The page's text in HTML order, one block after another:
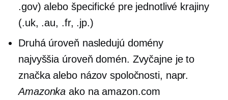
.gov) alebo špecifické pre jednotlivé krajiny
(.uk, .au, .fr, .jp.)
Druhá úroveň nasledujú domény
najvyššia úroveň domén. Zvyčajne je to
značka alebo názov spoločnosti, napr.
Amazonka ako na amazon.com